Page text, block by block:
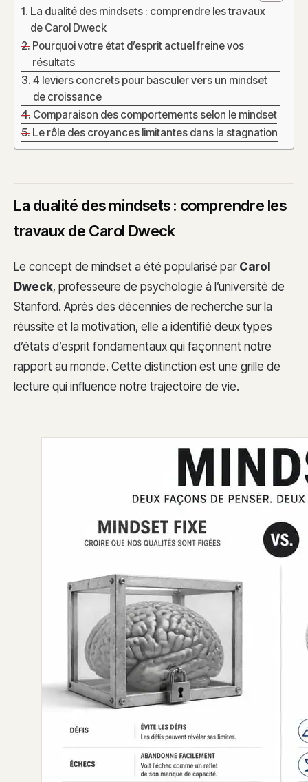
La dualité des mindsets : comprendre les travaux
de Carol Dweck
Pourquoi votre état d’esprit actuel freine vos
résultats
4 leviers concrets pour basculer vers un mindset
de croissance
Comparaison des comportements selon le mindset
Le rôle des croyances limitantes dans la stagnation
La dualité des mindsets : comprendre les
travaux de Carol Dweck
Le concept de mindset a été popularisé par Carol
Dweck, professeure de psychologie à l’université de
Stanford. Après des décennies de recherche sur la
réussite et la motivation, elle a identifié deux types
d’états d’esprit fondamentaux qui façonnent notre
rapport au monde. Cette distinction est une grille de
lecture qui influence notre trajectoire de vie.